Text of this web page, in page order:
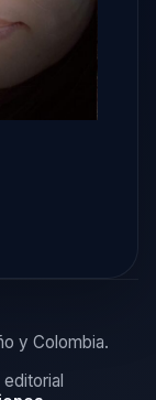
y Colombia.